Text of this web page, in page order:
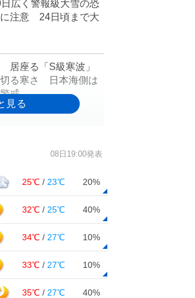
広く警報級大雪の恐
注意 24日頃まで大
居座る「S級寒波」
る寒さ 日本海側は
戒
再び 三連休の24日
化 北陸は低温・警
と、3連休明けは花粉
早めの花粉対策を
08日19:00発表
25℃ / 23℃ 20%
32℃ / 25℃ 40%
34℃ / 27℃ 10%
33℃ / 27℃ 10%
35℃ / 27℃ 40%